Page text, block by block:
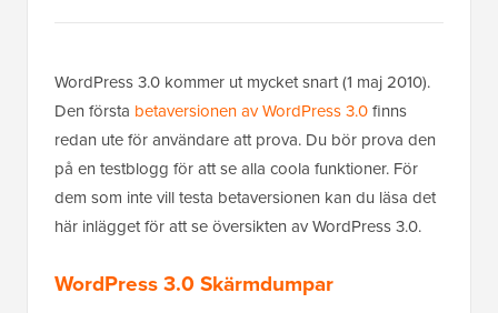
WordPress 3.0 kommer ut mycket snart (1 maj 2010).
Den första betaversionen av WordPress 3.0finns
redan ute för användare att prova. Du bör prova den
på en testblogg för att se alla coola funktioner. För
dem som inte vill testa betaversionen kan du läsa det
här inlägget för att se översikten av WordPress 3.0.
WordPress 3.0 Skärmdumpar